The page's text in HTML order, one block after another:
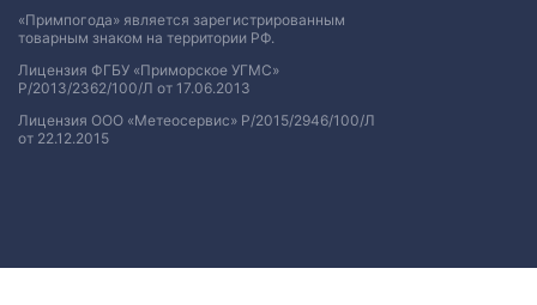
«Примпогода» является зарегистрированным
товарным знаком на территории РФ.
Лицензия ФГБУ «Приморское УГМС»
Р/2013/2362/100/Л от 17.06.2013
Лицензия ООО «Метеосервис» Р/2015/2946/100/Л
от 22.12.2015